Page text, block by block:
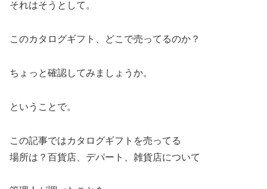
それはそうとして。
このカタログギフト、どこで売ってるのか？
ちょっと確認してみましょうか。
ということで。
この記事ではカタログギフトを売ってる
場所は？百貨店、デパート、雑貨店について